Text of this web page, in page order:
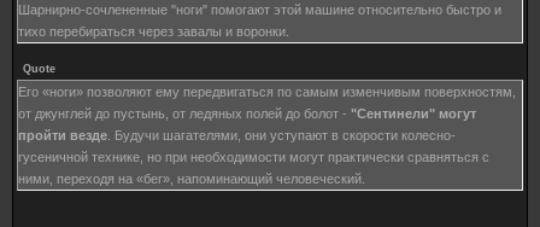
Шарнирно-сочлененные "ноги" помогают этой машине относительно быстро и
тихо перебираться через завалы и воронки.
Quote
Его «ноги» позволяют ему передвигаться по самым изменчивым поверхностям,
от джунглей до пустынь, от ледяных полей до болот - "Сентинели" могут
пройти везде . Будучи шагателями, они уступают в скорости колесно-
гусеничной технике, но при необходимости могут практически сравняться с
ними, переходя на «бег», напоминающий человеческий.